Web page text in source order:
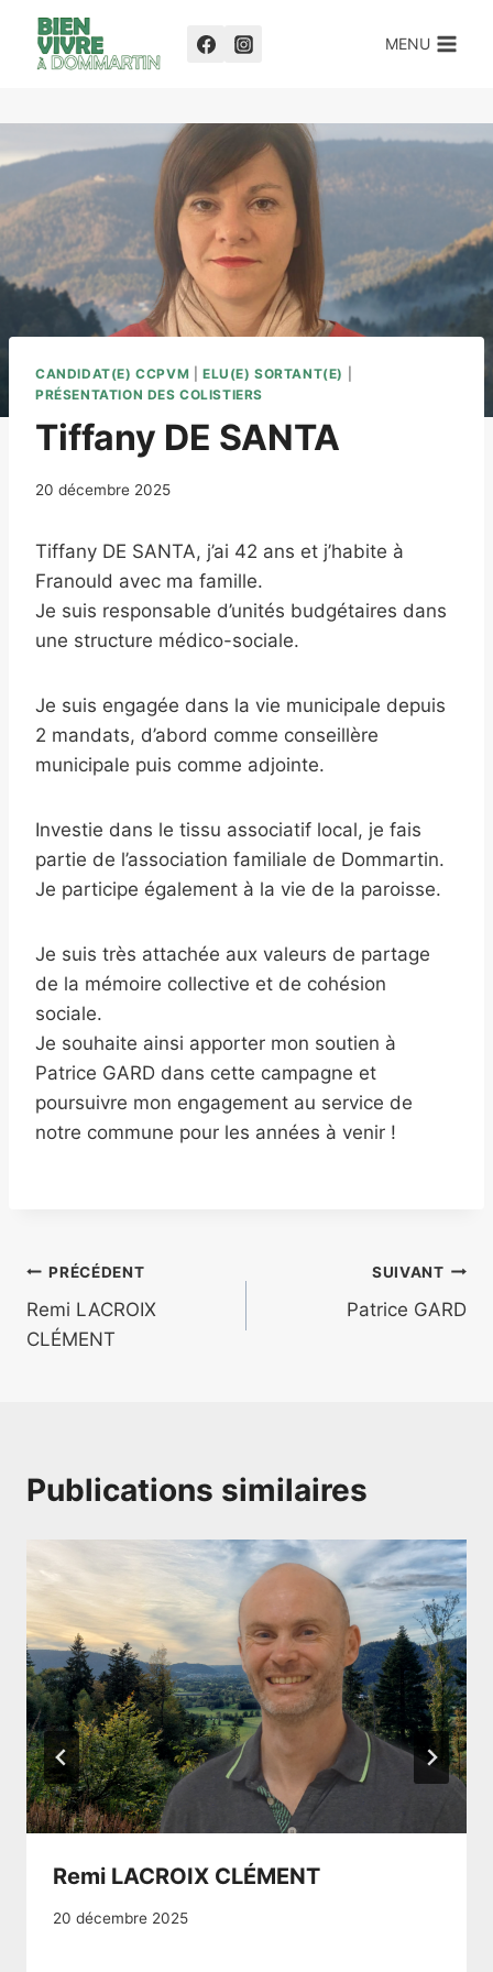
MENU
CANDIDAT(E) CCPVM ELU(E) SORTANT(E)
PRÉSENTATION DES COLISTIERS
Tiffany DE SANTA
20 décembre 2025
Tiffany DE SANTA, j’ai 42 ans et j’habite à
Franould avec ma famille.
Je suis responsable d’unités budgétaires dans
une structure médico-sociale.
Je suis engagée dans la vie municipale depuis
2 mandats, d’abord comme conseillère
municipale puis comme adjointe.
Investie dans le tissu associatif local, je fais
partie de l’association familiale de Dommartin.
Je participe également à la vie de la paroisse.
Je suis très attachée aux valeurs de partage
de la mémoire collective et de cohésion
sociale.
Je souhaite ainsi apporter mon soutien à
Patrice GARD dans cette campagne et
poursuivre mon engagement au service de
notre commune pour les années à venir !
PRÉCÉDENT
Remi LACROIX
CLÉMENT
SUIVANT
Patrice GARD
Publications similaires
Remi LACROIX CLÉMENT
20 décembre 2025